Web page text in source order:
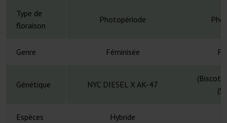
Type de
floraison
Photopériode
Genre Féminisée
Génétique NYC DIESEL X AK-47
(Biscotti
Espèces Hybride